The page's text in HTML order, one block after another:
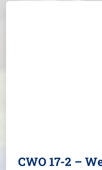
CWO 17-2 –